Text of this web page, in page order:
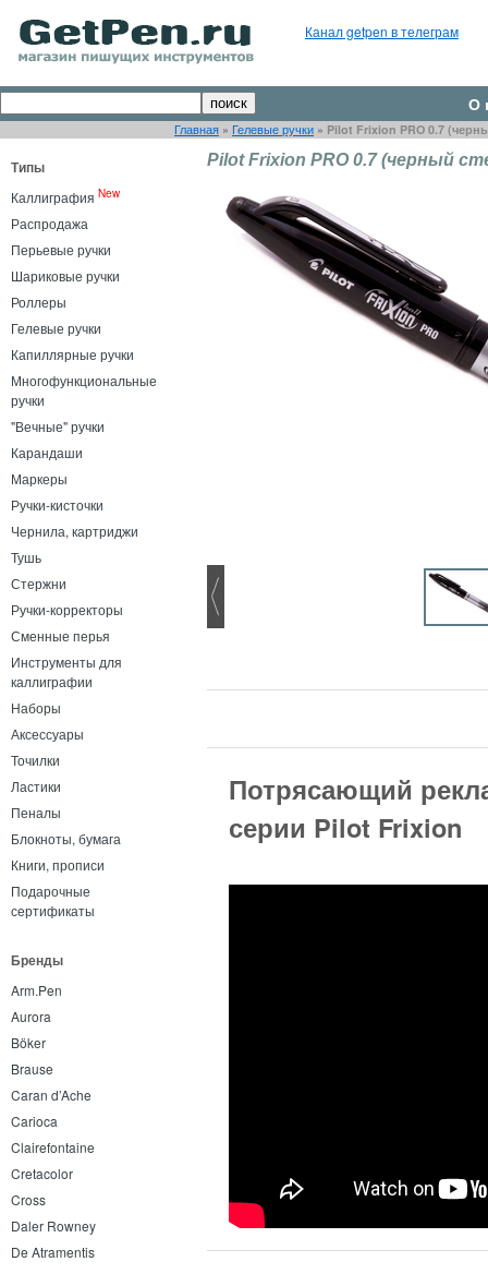
Канал getpen в телеграм
О
Главная » Гелевые ручки » Pilot Frixion PRO 0.7
Типы
Каллиграфия New
Распродажа
Перьевые ручки
Шариковые ручки
Роллеры
Гелевые ручки
Капиллярные ручки
Многофункциональные
ручки
"Вечные" ручки
Карандаши
Маркеры
Ручки-кисточки
Чернила, картриджи
Тушь
Стержни
Ручки-корректоры
Сменные перья
Инструменты для
каллиграфии
Наборы
Аксессуары
Точилки
Ластики
Пеналы
Блокноты, бумага
Книги, прописи
Подарочные
сертификаты
Бренды
Arm.Pen
Aurora
Böker
Brause
Caran d’Ache
Carioca
Clairefontaine
Cretacolor
Cross
Daler Rowney
De Atramentis
Pilot Frixion PRO 0.7 (черный
Потрясающий
серии Pilot Frixion